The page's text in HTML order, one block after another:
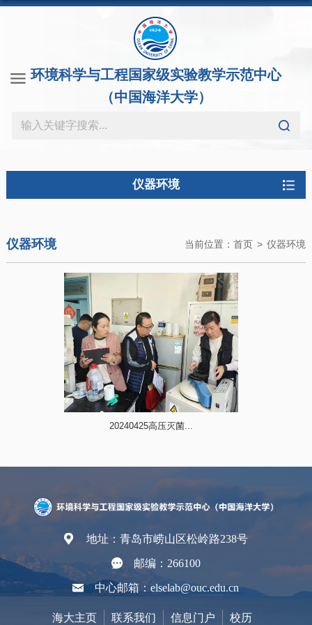
环境科学与工程国家级实验教学示范中心
（中国海洋大学）
仪器环境
当前位置：首页 > 仪器环境
仪器环境
20240425高压灭菌...
地址：青岛市崂山区松岭路238号
邮编：266100
中心邮箱：elselab@ouc.edu.cn
海大主页 联系我们 信息门户 校历